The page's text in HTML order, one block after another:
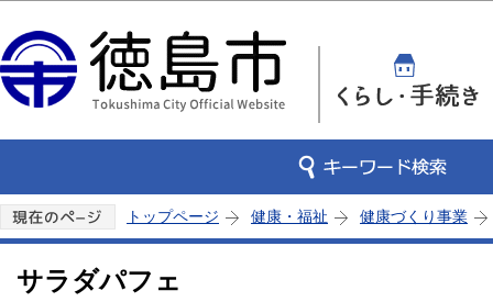
トップページ 健康・福祉 健康づくり事業
サラダパフェ